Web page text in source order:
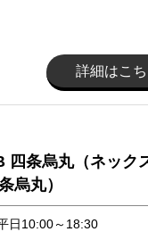
詳細はこ
四条烏丸（ネック
烏丸）
日10:00～18:30